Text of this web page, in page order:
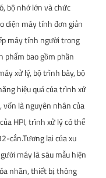
bộ nhớ lớn và chức
diện máy tính đơn giản
máy tính người trong
phẩm bao gồm phần
xử lý, bộ trình bày, bộ
hiệu quả của trình xử
vốn là nguyên nhân của
HPI, trình xử lý có thể
cắn.Tương lai của xu
máy là sáu mẫu hiện
nhãn, thiết bị thông